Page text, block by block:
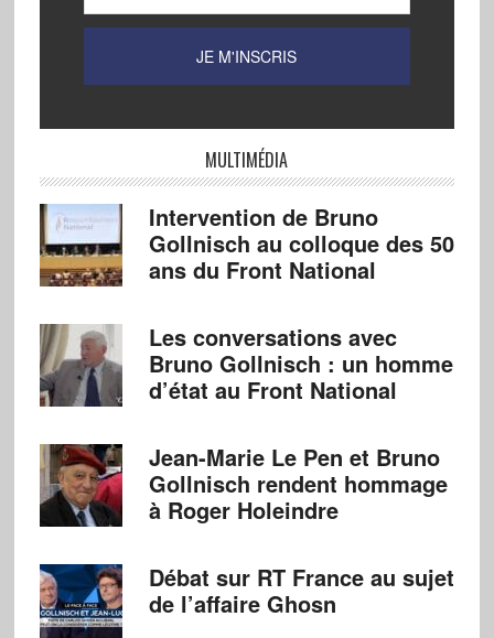
MULTIMÉDIA
Intervention de Bruno
Gollnisch au colloque des 50
ans du Front National
Les conversations avec
Bruno Gollnisch : un homme
d’état au Front National
Jean-Marie Le Pen et Bruno
Gollnisch rendent hommage
à Roger Holeindre
Débat sur RT France au sujet
de l’affaire Ghosn